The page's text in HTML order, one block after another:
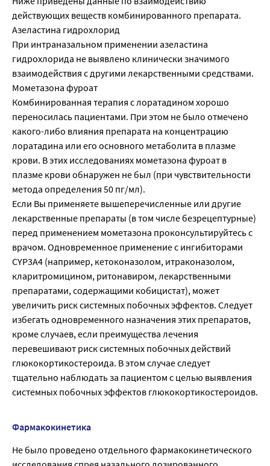
действующих веществ комбинированного препарата.
Азеластина гидрохлорид
При интраназальном применении азеластина
гидрохлорида не выявлено клинически значимого
взаимодействия с другими лекарственными средствами.
Мометазона фуроат
Комбинированная терапия с лоратадином хорошо
переносилась пациентами. При этом не было отмечено
какого-либо влияния препарата на концентрацию
лоратадина или его основного метаболита в плазме
крови. В этих исследованиях мометазона фуроат в
плазме крови обнаружен не был (при чувствительности
метода определения 50 пг/мл).
Если Вы применяете вышеперечисленные или другие
лекарственные препараты (в том числе безрецептурные)
перед применением мометазона проконсультируйтесь с
врачом. Одновременное применение с ингибиторами
CYP3A4 (например, кетоконазолом, итраконазолом,
кларитромицином, ритонавиром, лекарственными
препаратами, содержащими кобицистат), может
увеличить риск системных побочных эффектов. Следует
избегать одновременного назначения этих препаратов,
кроме случаев, если преимущества лечения
перевешивают риск системных побочных действий
глюкокортикостероида. В этом случае следует
тщательно наблюдать за пациентом с целью выявления
системных побочных эффектов глюкокортикостероидов.
Фармакокинетика
Не было проведено отдельного фармакокинетического